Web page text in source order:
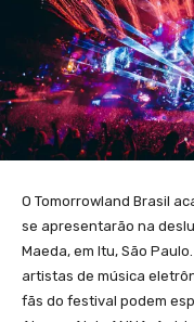
O Tomorrowland Brasil
se apresentarão na
Maeda, em Itu, São
artistas de música
fãs do festival podem